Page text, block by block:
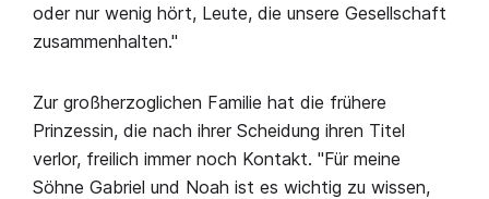
oder nur wenig hört, Leute, die unsere Gesellschaft
zusammenhalten."
Zur großherzoglichen Familie hat die frühere
Prinzessin, die nach ihrer Scheidung ihren Titel
verlor, freilich immer noch Kontakt. "Für meine
Söhne Gabriel und Noah ist es wichtig zu wissen,